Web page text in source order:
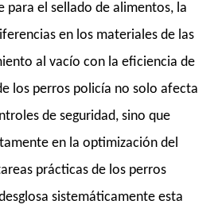
para el sellado de alimentos, la
en los materiales de las
al vacío con la eficiencia de
los perros policía no solo afecta
de seguridad, sino que
en la optimización del
prácticas de los perros
sistemáticamente esta